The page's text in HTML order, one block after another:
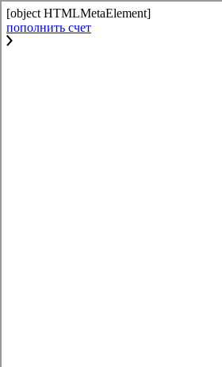
[object HTMLMetaElement]
пополнить счет